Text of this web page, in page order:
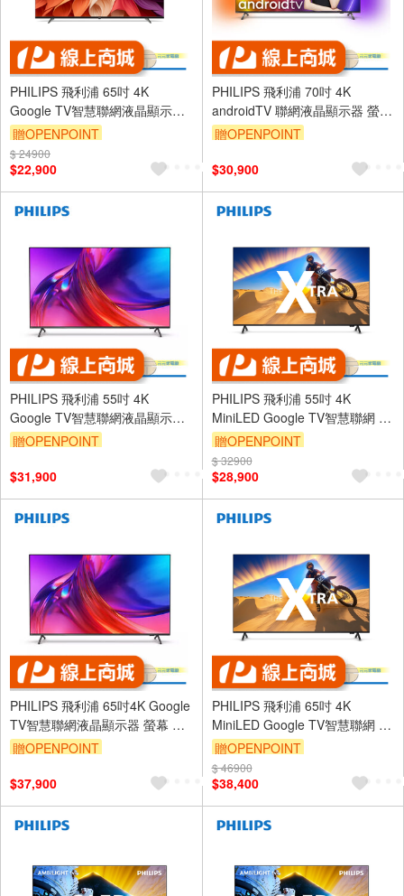
PHILIPS 飛利浦 65吋 4K
Google TV智慧聯網液晶顯示器
螢幕 電視 不含視訊盒
65PUH7650
贈OPENPOINT
$ 24900
$22,900
PHILIPS 飛利浦 70吋 4K
androidTV 聯網液晶顯示器 螢幕
電視 70PUH8516
贈OPENPOINT
$30,900
PHILIPS 飛利浦 55吋 4K
Google TV智慧聯網液晶顯示器
螢幕 電視 55PUH8808
贈OPENPOINT
$31,900
PHILIPS 飛利浦 55吋 4K
MiniLED Google TV智慧聯網 液
晶顯示器 不含視訊盒
55PML9109
贈OPENPOINT
$ 32900
$28,900
PHILIPS 飛利浦 65吋4K Google
TV智慧聯網液晶顯示器 螢幕 電
視 65PUH8808
贈OPENPOINT
$37,900
PHILIPS 飛利浦 65吋 4K
MiniLED Google TV智慧聯網 液
晶顯示器 不含視訊盒
65PML9109
贈OPENPOINT
$ 46900
$38,400